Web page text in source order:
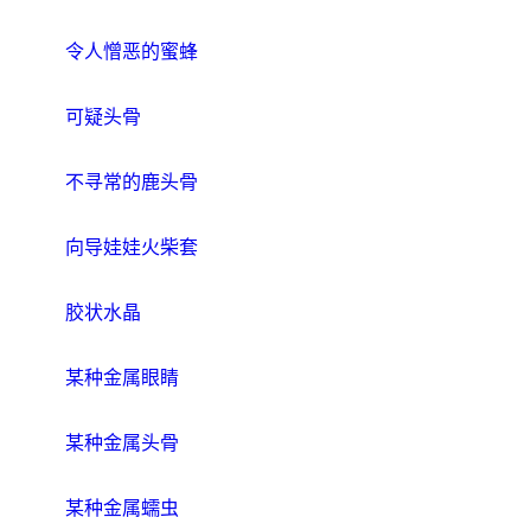
令人憎恶的蜜蜂
可疑头骨
不寻常的鹿头骨
向导娃娃火柴套
胶状水晶
某种金属眼睛
某种金属头骨
某种金属蠕虫